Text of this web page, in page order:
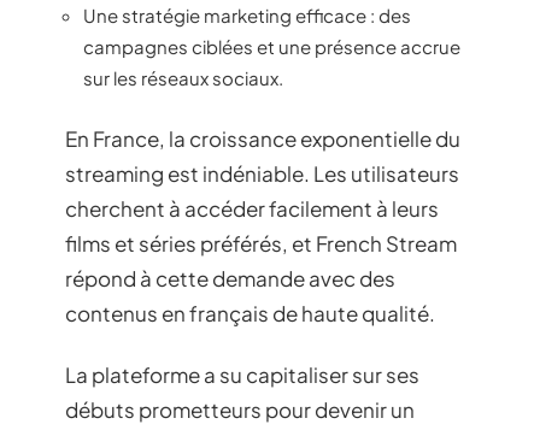
Une stratégie marketing efficace : des
campagnes ciblées et une présence accrue
sur les réseaux sociaux.
En France, la croissance exponentielle du
streaming est indéniable. Les utilisateurs
cherchent à accéder facilement à leurs
films et séries préférés, et French Stream
répond à cette demande avec des
contenus en français de haute qualité.
La plateforme a su capitaliser sur ses
débuts prometteurs pour devenir un